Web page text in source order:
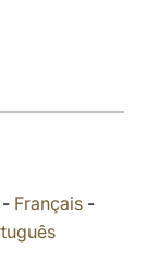
- Français-